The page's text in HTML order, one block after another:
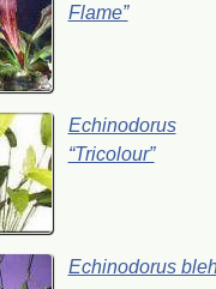
Flame”
Echinodorus
“Tricolour”
Echinodorus